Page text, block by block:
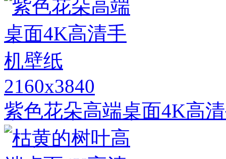
2160x3840
紫色花朵高端桌面4K高